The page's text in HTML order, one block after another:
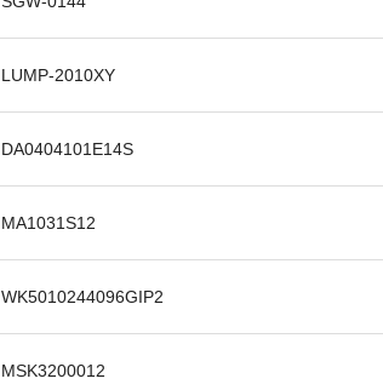
LUMP-2010XY
DA0404101E14S
MA1031S12
WK5010244096GIP2
MSK3200012